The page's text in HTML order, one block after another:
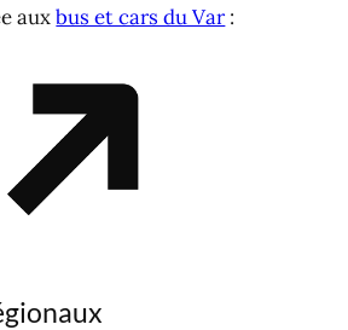
auxbus et cars du Var :